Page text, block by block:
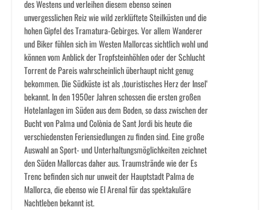
des Westens und verleihen diesem ebenso seinen
unvergesslichen Reiz wie wild zerklüftete Steilküsten und die
hohen Gipfel des Tramatura-Gebirges. Vor allem Wanderer
und Biker fühlen sich im Westen Mallorcas sichtlich wohl und
können vom Anblick der Tropfsteinhöhlen oder der Schlucht
Torrent de Pareis wahrscheinlich überhaupt nicht genug
bekommen. Die Südküste ist als ‚touristisches Herz der Insel‘
bekannt. In den 1950er Jahren schossen die ersten großen
Hotelanlagen im Süden aus dem Boden, so dass zwischen der
Bucht von Palma und Colònia de Sant Jordi bis heute die
verschiedensten Feriensiedlungen zu finden sind. Eine große
Auswahl an Sport- und Unterhaltungsmöglichkeiten zeichnet
den Süden Mallorcas daher aus. Traumstrände wie der Es
Trenc befinden sich nur unweit der Hauptstadt Palma de
Mallorca, die ebenso wie El Arenal für das spektakuläre
Nachtleben bekannt ist.